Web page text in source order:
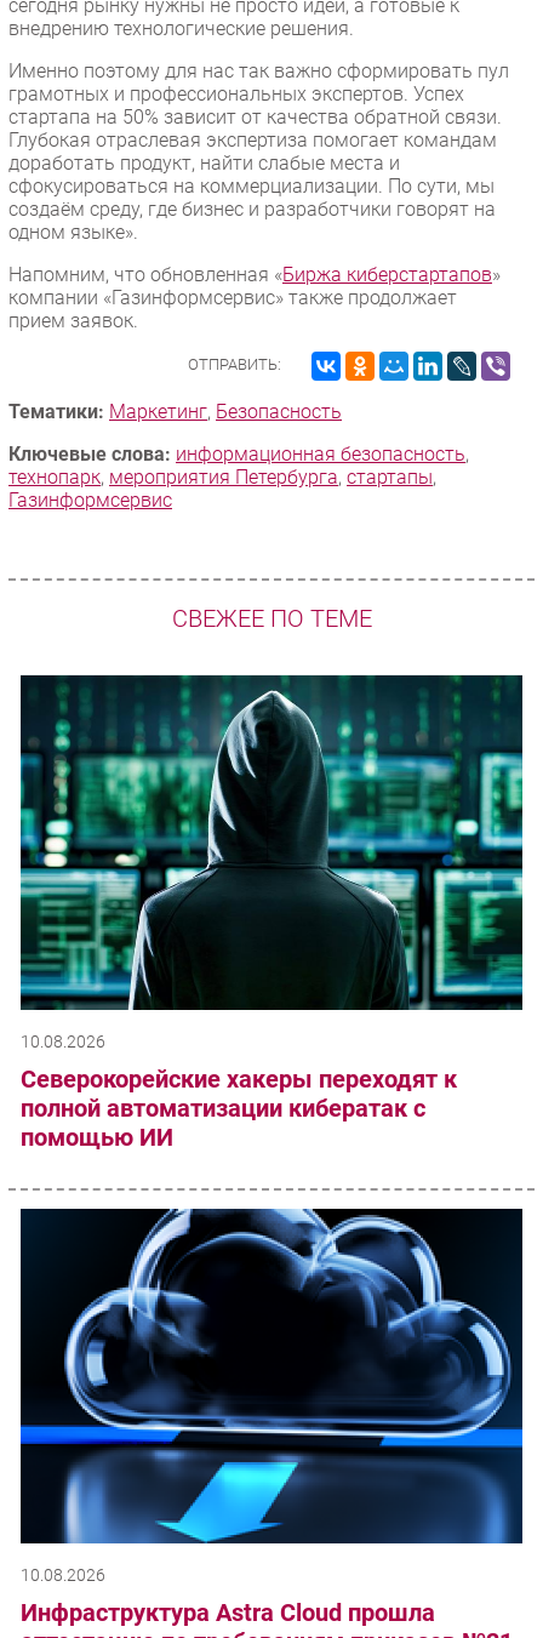
сегодня рынку нужны не просто идеи, а готовые к
внедрению технологические решения.
Именно поэтому для нас так важно сформировать пул
грамотных и профессиональных экспертов. Успех
стартапа на 50% зависит от качества обратной связи.
Глубокая отраслевая экспертиза помогает командам
доработать продукт, найти слабые места и
сфокусироваться на коммерциализации. По сути, мы
создаём среду, где бизнес и разработчики говорят на
одном языке».
Напомним, что обновленная «Биржа киберстартапов»
компании «Газинформсервис» также продолжает
прием заявок.
ОТПРАВИТЬ:
Тематики: Маркетинг, Безопасность
Ключевые слова: информационная безопасность,
технопарк, мероприятия Петербурга, стартапы,
Газинформсервис
СВЕЖЕЕ ПО ТЕМЕ
10.08.2026
Северокорейские хакеры переходят к
полной автоматизации кибератак с
помощью ИИ
10.08.2026
Инфраструктура Astra Cloud прошла